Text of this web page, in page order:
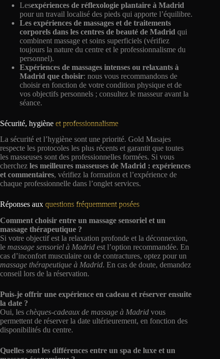
Lesexpériences de réflexologie plantaire à Madrid
pour un travail localisé des pieds qui apporte l’équilibre.
Les expériences de massages et de traitements
corporels dans les centres de beauté de Madrid qui
combinent massage et soins superficiels (vérifiez
toujours la nature du centre et le professionnalisme du
personnel).
Expériences de massages intenses ou relaxants à
Madrid que choisir: nous vous recommandons de
choisir en fonction de votre condition physique et de
vos objectifs personnels ; consultez le masseur avant la
séance.
Sécurité, hygiène et professionnalisme
La sécurité et l’hygiène sont une priorité. Gold Masajes
respecte les protocoles les plus récents et garantit que toutes
les masseuses sont des professionnelles formées. Si vous
cherchez les meilleures masseuses de Madrid : expériences
et commentaires, vérifiez la formation et l’expérience de
chaque professionnelle dans l’onglet services.
Réponses aux questions fréquemment posées
Comment choisir entre un massage sensoriel et un
massage thérapeutique ?
Si votre objectif est la relaxation profonde et la déconnexion,
le massage sensoriel à Madrid est l’option recommandée. En
cas d’inconfort musculaire ou de contractures, optez pour un
massage thérapeutique à Madrid. En cas de doute, demandez
conseil lors de la réservation.
Puis-je offrir une expérience en cadeau et réserver ensuite
la date ?
Oui, les chèques-cadeaux de massage à Madrid vous
permettent de réserver la date ultérieurement, en fonction des
disponibilités du centre.
Quelles sont les différences entre un spa de luxe et un